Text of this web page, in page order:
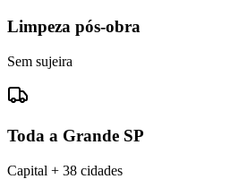
Limpeza pós-obra
Sem sujeira
Toda a Grande SP
Capital + 38 cidades